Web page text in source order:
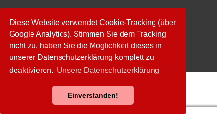
Diese Website verwendet Cookie-Tracking (über
Google Analytics). Stimmen Sie dem Tracking
nicht zu, haben Sie die Möglichkeit dieses in
unserer Datenschutzerklärung komplett zu
deaktivieren. Unsere Datenschutzerklärung
Einverstanden!